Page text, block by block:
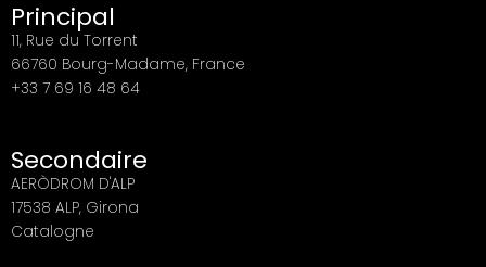
Principal
11, Rue du Torrent
66760 Bourg-Madame, France
+33 7 69 16 48 64
Secondaire
AERÒDROM D'ALP
17538 ALP, Girona
Catalogne